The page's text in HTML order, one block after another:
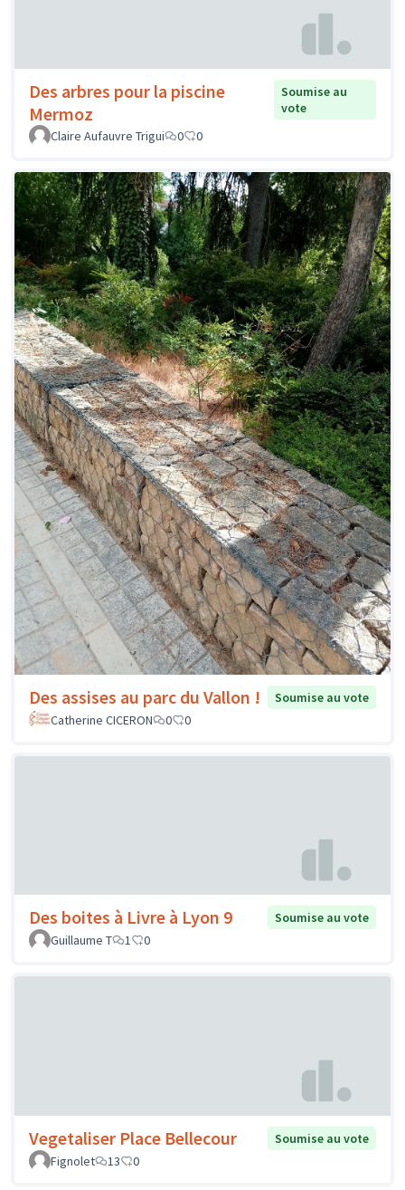
Des arbres pour la piscine
Mermoz
Soumise au
vote
Claire Aufauvre Trigui
0 0
Des assises au parc du Vallon !
Soumise au vote
Catherine CICERON
0 0
Des boites à Livre à Lyon 9
Soumise au vote
Guillaume T
1 0
Vegetaliser Place Bellecour
Soumise au vote
Fignolet
13 0